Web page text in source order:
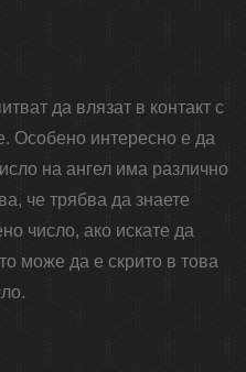
да влязат в контакт с
Особено интересно е да
на ангел има различно
че трябва да знаете
число, ако искате да
може да е скрито в това